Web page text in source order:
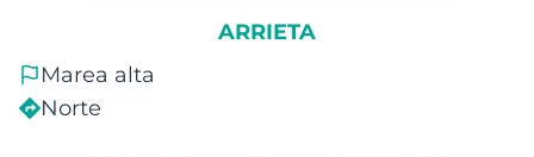
ARRIETA
Marea alta
Norte